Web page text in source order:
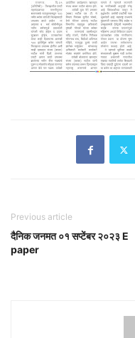
Previous article
दैनिक जनमत ०१ सप्टेंबर २०२३ E
paper